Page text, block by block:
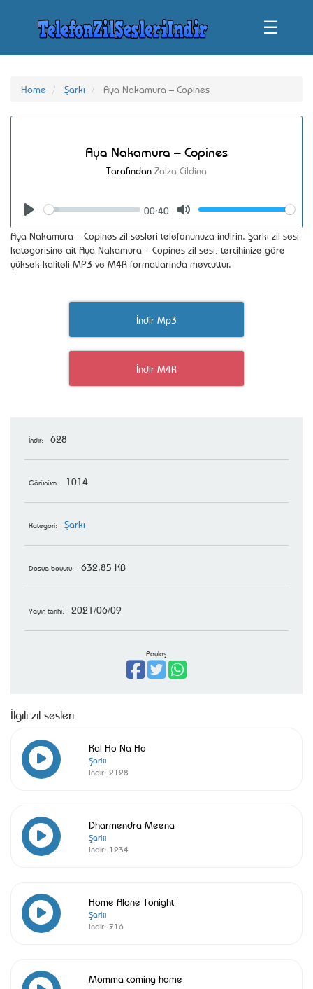
☰
Home Şarkı Aya Nakamura – Copines
Aya Nakamura – Copines
Tarafından Zalza Cildina
Seek
00:40
Volume
Aya Nakamura – Copines zil sesleri telefonunuza indirin. Şarkı zil sesi
kategorisine ait Aya Nakamura – Copines zil sesi, tercihinize göre
yüksek kaliteli MP3 ve M4R formatlarında mevcuttur.
İndir Mp3
İndir M4R
İndir: 628
Görünüm: 1014
Kategori: Şarkı
Dosya boyutu: 632.85 KB
Yayın tarihi: 2021/06/09
Paylaş
İlgili zil sesleri
Kal Ho Na Ho
Şarkı
İndir: 2128
Dharmendra Meena
Şarkı
İndir: 1234
Home Alone Tonight
Şarkı
İndir: 716
Momma coming home